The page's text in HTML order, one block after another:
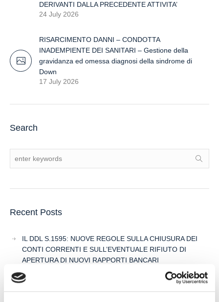
DERIVANTI DALLA PRECEDENTE ATTIVITA’
24 July 2026
RISARCIMENTO DANNI – CONDOTTA
INADEMPIENTE DEI SANITARI – Gestione della
gravidanza ed omessa diagnosi della sindrome di
Down
17 July 2026
Search
Recent Posts
IL DDL S.1595: NUOVE REGOLE SULLA CHIUSURA DEI
CONTI CORRENTI E SULL’EVENTUALE RIFIUTO DI
APERTURA DI NUOVI RAPPORTI BANCARI
POSSIBILE ACCESSO ALLA PROCEDURA DI